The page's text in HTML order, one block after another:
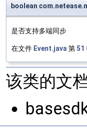
boolean
是否支持多端同步
在文件 Event.java 第51
该类的文